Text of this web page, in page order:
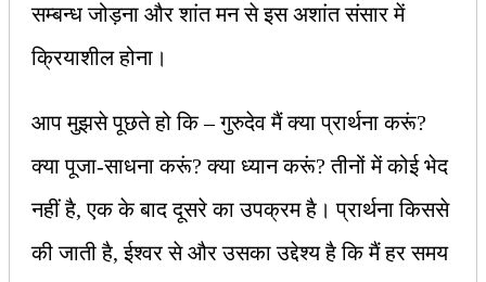
सम्बन्ध जोड़ना और शांत मन से इस अशांत संसार में
क्रियाशील होना।
आप मुझसे पूछते हो कि – गुरुदेव मैं क्या प्रार्थना करूं?
क्या पूजा-साधना करूं? क्या ध्यान करूं? तीनों में कोई भेद
नहीं है, एक के बाद दूसरे का उपक्रम है। प्रार्थना किससे
की जाती है, ईश्‍वर से और उसका उद्देश्य है कि मैं हर समय